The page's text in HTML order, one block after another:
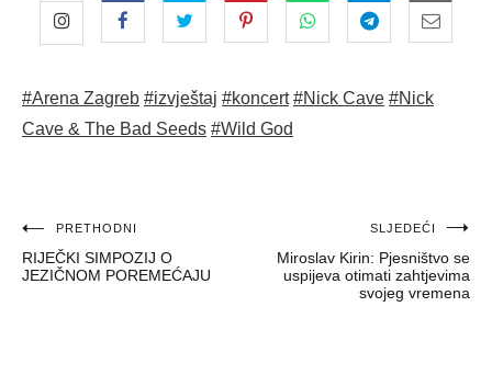
#Arena Zagreb #izvještaj #koncert #Nick Cave #Nick
Cave & The Bad Seeds #Wild God
Navigacija
objava
PRETHODNI
RIJEČKI SIMPOZIJ O
JEZIČNOM POREMEĆAJU
SLJEDEĆI
Miroslav Kirin: Pjesništvo se
uspijeva otimati zahtjevima
svojeg vremena